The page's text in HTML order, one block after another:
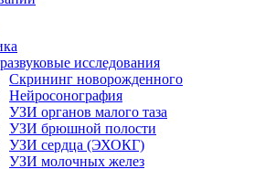
исследования
Скрининг новорожденного
Нейросонография
УЗИ органов малого таза
УЗИ брюшной полости
УЗИ сердца (ЭХОКГ)
УЗИ молочных желез